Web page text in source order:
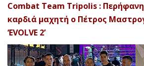
Combat Team Tripolis :
καρδιά μαχητή ο Πέτρος
‘EVOLVE 2’